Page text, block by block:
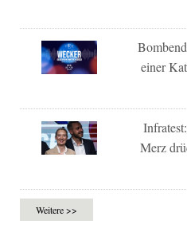
einer
Merz
Weitere >>